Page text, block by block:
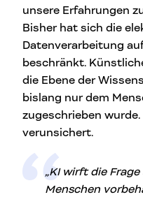
unsere Erfahrungen
Bisher hat sich die
Datenverarbeitung
beschränkt.
die Ebene der
bislang nur dem
zugeschrieben
verunsichert.
„KI wirft die
Menschen